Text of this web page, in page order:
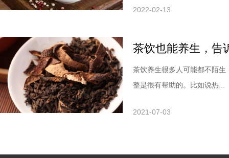
2022-02-13
茶饮也能养生，告
茶饮养生很多人可能都不陌
整是很有帮助的。比如说热...
2021-07-03